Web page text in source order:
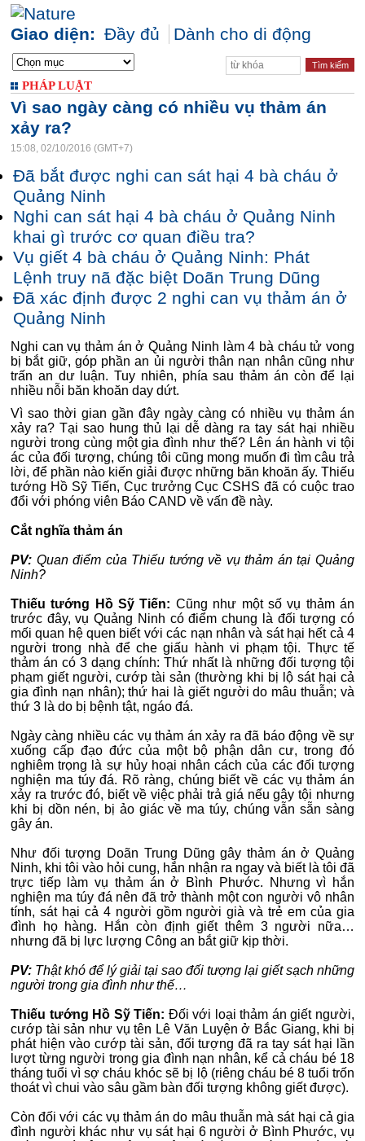
Giao diện: Đầy đủ Dành cho di động
PHÁP LUẬT
Vì sao ngày càng có nhiều vụ thảm án
xảy ra?
15:08, 02/10/2016 (GMT+7)
Đã bắt được nghi can sát hại 4 bà cháu ở
Quảng Ninh
Nghi can sát hại 4 bà cháu ở Quảng Ninh
khai gì trước cơ quan điều tra?
Vụ giết 4 bà cháu ở Quảng Ninh: Phát
Lệnh truy nã đặc biệt Doãn Trung Dũng
Đã xác định được 2 nghi can vụ thảm án ở
Quảng Ninh
Nghi can vụ thảm án ở Quảng Ninh làm 4 bà cháu tử vong
bị bắt giữ, góp phần an ủi người thân nạn nhân cũng như
trấn an dư luận. Tuy nhiên, phía sau thảm án còn để lại
nhiều nỗi băn khoăn day dứt.
Vì sao thời gian gần đây ngày càng có nhiều vụ thảm án
xảy ra? Tại sao hung thủ lại dễ dàng ra tay sát hại nhiều
người trong cùng một gia đình như thế? Lên án hành vi tội
ác của đối tượng, chúng tôi cũng mong muốn đi tìm câu trả
lời, để phần nào kiến giải được những băn khoăn ấy. Thiếu
tướng Hồ Sỹ Tiến, Cục trưởng Cục CSHS đã có cuộc trao
đổi với phóng viên Báo CAND về vấn đề này.
Cắt nghĩa thảm án
PV: Quan điểm của Thiếu tướng về vụ thảm án tại Quảng
Ninh?
Thiếu tướng Hồ Sỹ Tiến: Cũng như một số vụ thảm án
trước đây, vụ Quảng Ninh có điểm chung là đối tượng có
mối quan hệ quen biết với các nạn nhân và sát hại hết cả 4
người trong nhà để che giấu hành vi phạm tội. Thực tế
thảm án có 3 dạng chính: Thứ nhất là những đối tượng tội
phạm giết người, cướp tài sản (thường khi bị lộ sát hại cả
gia đình nạn nhân); thứ hai là giết người do mâu thuẫn; và
thứ 3 là do bị bệnh tật, ngáo đá.
Ngày càng nhiều các vụ thảm án xảy ra đã báo động về sự
xuống cấp đạo đức của một bộ phận dân cư, trong đó
nghiêm trọng là sự hủy hoại nhân cách của các đối tượng
nghiện ma túy đá. Rõ ràng, chúng biết về các vụ thảm án
xảy ra trước đó, biết về việc phải trả giá nếu gây tội nhưng
khi bị dồn nén, bị ảo giác về ma túy, chúng vẫn sẵn sàng
gây án.
Như đối tượng Doãn Trung Dũng gây thảm án ở Quảng
Ninh, khi tôi vào hỏi cung, hắn nhận ra ngay và biết là tôi đã
trực tiếp làm vụ thảm án ở Bình Phước. Nhưng vì hắn
nghiện ma túy đá nên đã trở thành một con người vô nhân
tính, sát hại cả 4 người gồm người già và trẻ em của gia
đình họ hàng. Hắn còn định giết thêm 3 người nữa…
nhưng đã bị lực lượng Công an bắt giữ kịp thời.
PV: Thật khó để lý giải tại sao đối tượng lại giết sạch những
người trong gia đình như thế…
Thiếu tướng Hồ Sỹ Tiến: Đối với loại thảm án giết người,
cướp tài sản như vụ tên Lê Văn Luyện ở Bắc Giang, khi bị
phát hiện vào cướp tài sản, đối tượng đã ra tay sát hại lần
lượt từng người trong gia đình nạn nhân, kể cả cháu bé 18
tháng tuổi vì sợ cháu khóc sẽ bị lộ (riêng cháu bé 8 tuổi trốn
thoát vì chui vào sâu gầm bàn đối tượng không giết được).
Còn đối với các vụ thảm án do mâu thuẫn mà sát hại cả gia
đình người khác như vụ sát hại 6 người ở Bình Phước, vụ